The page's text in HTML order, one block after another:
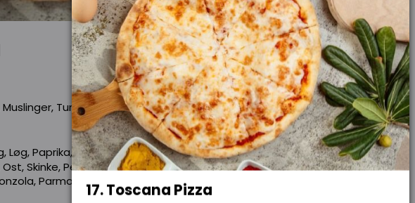
Tunfisk, Rejer
Løg, Paprika, Oliven, Ananas, Artiskok, Tacosauce, Spaghetti,
Skinke, Pepperoni, Rejer, Kebab, Muslinger, Bacon, Kødsauce,
Parmaskinke, Fetaost, Kylling, Oksefilet, Dressing,
17. Toscana Pizza